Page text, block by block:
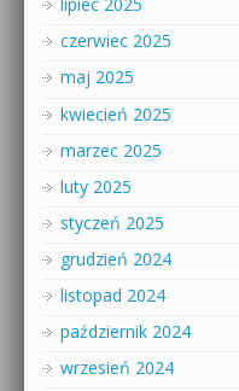
lipiec 2025
czerwiec 2025
maj 2025
kwiecień 2025
marzec 2025
luty 2025
styczeń 2025
grudzień 2024
listopad 2024
październik 2024
wrzesień 2024